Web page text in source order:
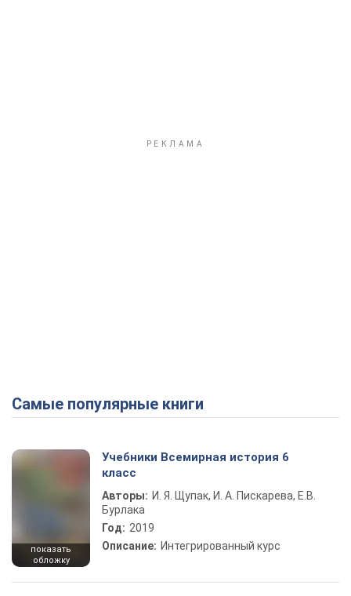
Самые популярные книги
показать
обложку
Учебники Всемирная история 6
класс
Авторы: И. Я. Щупак, И. А. Пискарева, Е.В.
Бурлака
Год: 2019
Описание: Интегрированный курс